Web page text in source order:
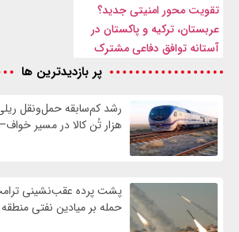
تقویت محور امنیتی جدید؟
عربستان، ترکیه و پاکستان در
آستانه توافق دفاعی مشترک
پر بازدیدترین ها
هزار تُن کالا در مسیر
پشت پرده عقب‌نشینی
حمله بر ميادين نفتی منطقه